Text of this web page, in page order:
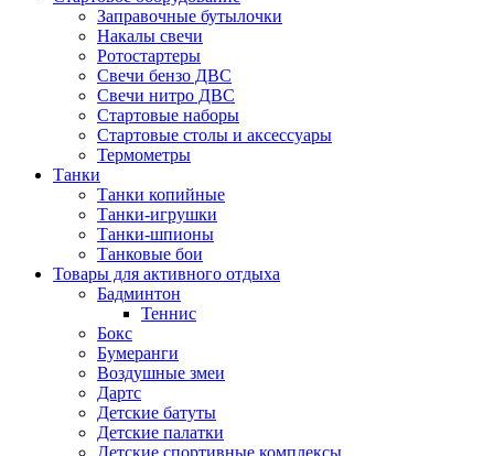
Заправочные бутылочки
Накалы свечи
Ротостартеры
Свечи бензо ДВС
Свечи нитро ДВС
Стартовые наборы
Стартовые столы и аксессуары
Термометры
Танки
Танки копийные
Танки-игрушки
Танки-шпионы
Танковые бои
Товары для активного отдыха
Бадминтон
Теннис
Бокс
Бумеранги
Воздушные змеи
Дартс
Детские батуты
Детские палатки
Детские спортивные комплексы